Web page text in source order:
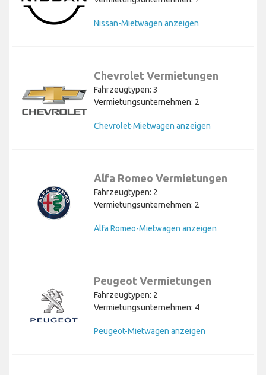
Nissan-Mietwagen anzeigen
Chevrolet Vermietungen
Fahrzeugtypen: 3
Vermietungsunternehmen: 2
Chevrolet-Mietwagen anzeigen
Alfa Romeo Vermietungen
Fahrzeugtypen: 2
Vermietungsunternehmen: 2
Alfa Romeo-Mietwagen anzeigen
Peugeot Vermietungen
Fahrzeugtypen: 2
Vermietungsunternehmen: 4
Peugeot-Mietwagen anzeigen